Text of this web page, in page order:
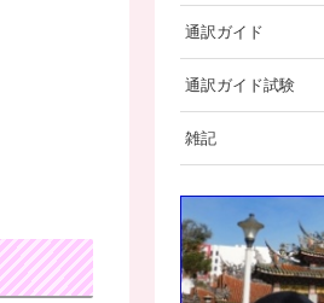
通訳ガイド
通訳ガイド試験
雑記